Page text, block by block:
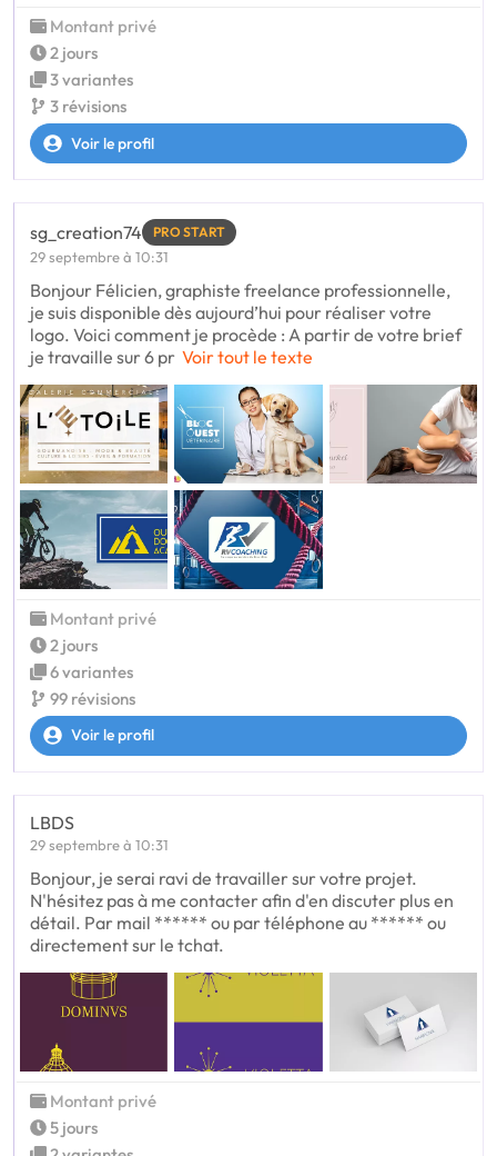
Montant privé
2 jours
3 variantes
3 révisions
Voir le profil
sg_creation74 PRO START
29 septembre à 10:31
Bonjour Félicien, graphiste freelance professionnelle,
je suis disponible dès aujourd’hui pour réaliser votre
logo. Voici comment je procède : A partir de votre brief
je travaille sur 6 pr Voir tout le texte
Montant privé
2 jours
6 variantes
99 révisions
Voir le profil
LBDS
29 septembre à 10:31
Bonjour, je serai ravi de travailler sur votre projet.
N'hésitez pas à me contacter afin d'en discuter plus en
détail. Par mail ****** ou par téléphone au ****** ou
directement sur le tchat.
Montant privé
5 jours